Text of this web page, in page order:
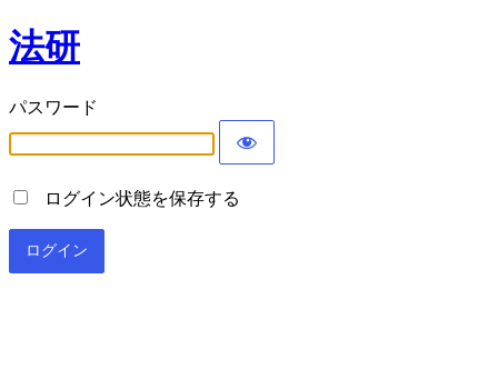
法研
パスワード
ログイン状態を保存する